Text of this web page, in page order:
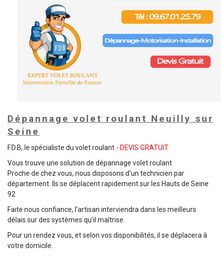
Dépannage volet roulant Neuilly sur
Seine
F.D.B, le spécialiste du volet roulant - DEVIS GRATUIT
Vous trouve une solution de dépannage volet roulant
Proche de chez vous, nous disposons d'un technicien par
département. Ils se déplacent rapidement sur les Hauts de Seine
92
Faite nous confiance, l’artisan interviendra dans les meilleurs
délais sur des systèmes qu’il maîtrise.
Pour un rendez vous, et selon vos disponibilités, il se déplacera à
votre domicile.